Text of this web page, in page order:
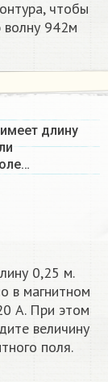
чтобы
волну 942м
длину
0,25 м.
в магнитном
А. При этом
величину
поля.